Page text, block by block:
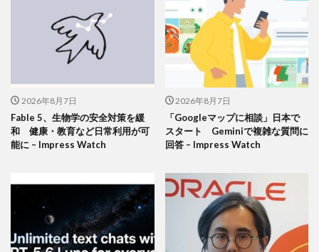
2026年8月7日
Fable 5、生物学の安全対策を緩
和 健康・教育など日常利用が可
能に – Impress Watch
2026年8月7日
「Googleマップに相談」日本で
スタート Geminiで複雑な質問に
回答 – Impress Watch